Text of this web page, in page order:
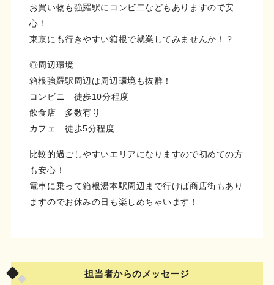
お買い物も強羅駅にコンビ二などもありますので安
心！
東京にも行きやすい箱根で就業してみませんか！？
◎周辺環境
箱根強羅駅周辺は周辺環境も抜群！
コンビニ 徒歩10分程度
飲食店 多数有り
カフェ 徒歩5分程度
比較的過ごしやすいエリアになりますので初めての方
も安心！
電車に乗って箱根湯本駅周辺まで行けば商店街もあり
ますのでお休みの日も楽しめちゃいます！
担当者からのメッセージ